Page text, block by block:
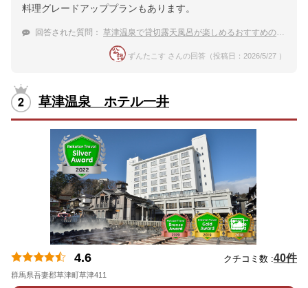
料理グレードアッププランもあります。
回答された質問： 草津温泉で貸切露天風呂が楽しめるおすすめの宿は？
ずんたこす さんの回答（投稿日：2026/5/27 ）
草津温泉 ホテル一井
4.6 クチコミ数 :40件
群馬県吾妻郡草津町草津411